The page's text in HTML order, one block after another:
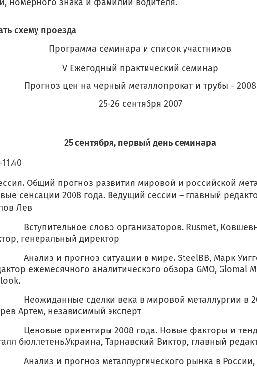
номерного знака и фамилии водителя.
схему проезда
Программа семинара и список участников
V Ежегодный практический семинар
Прогноз цен на черный металлопрокат и трубы - 2008
25-26 сентября 2007
25 сентября, первый день семинара
Общий прогноз развития мировой и российской
сенсации 2008 года. Ведущий сессии – главный
Лев
слово организаторов. Rusmet,
генеральный директор
и прогноз ситуации в мире. SteelBB, Марк
ежемесячного аналитического обзора GMO, Glomal
сделки века в мировой металлургии в
Артем, независимый эксперт
ориентиры 2008 года. Новые факторы и
бюллетень.Украина, Тарнавский Виктор, главный
и прогноз металлургического рынка в России,